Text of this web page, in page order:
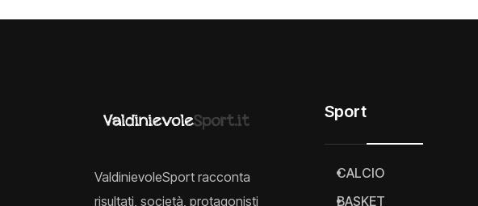
ValdinievoleSport racconta
risultati, società, protagonisti
Sport
CALCIO
BASKET